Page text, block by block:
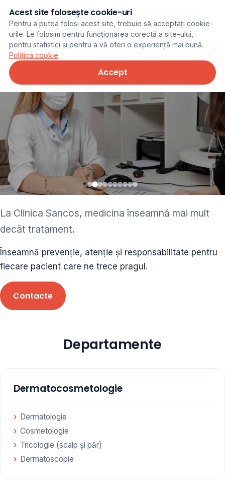
Programare online
ginecolog • cardiolog •
ORL • endocrinolog
Cât și alte specialități medicale, toate în cadrul aceleiași
Clinici
Programare
La Clinica Sancos, medicina înseamnă mai mult
decât tratament.
Înseamnă prevenție, atenție și responsabilitate pentru
fiecare pacient care ne trece pragul.
Contacte
Departamente
Dermatocosmetologie
Dermatologie
Cosmetologie
Tricologie (scalp și păr)
Dermatoscopie
Acest site folosește cookie-uri
Pentru a putea folosi acest site, trebuie să acceptați cookie-
urile. Le folosim pentru funcționarea corectă a site-ului,
pentru statistici și pentru a vă oferi o experiență mai bună.
Politica cookie
Accept